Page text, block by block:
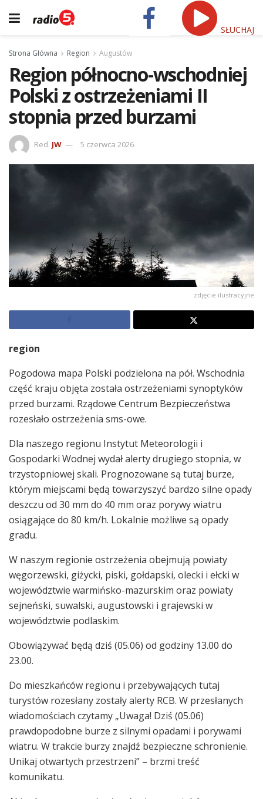
SŁUCHAJ
Strona Główna Region Augustów
Region północno-wschodniej
Polski z ostrzeżeniami II
stopnia przed burzami
Red. JW 5 czerwca 2026
zdjęcie ilustracyjne
region
Pogodowa mapa Polski podzielona na pół. Wschodnia
część kraju objęta została ostrzeżeniami synoptyków
przed burzami. Rządowe Centrum Bezpieczeństwa
rozesłało ostrzeżenia sms-owe.
Dla naszego regionu Instytut Meteorologii i
Gospodarki Wodnej wydał alerty drugiego stopnia, w
trzystopniowej skali. Prognozowane są tutaj burze,
którym miejscami będą towarzyszyć bardzo silne opady
deszczu od 30 mm do 40 mm oraz porywy wiatru
osiągające do 80 km/h. Lokalnie możliwe są opady
gradu.
W naszym regionie ostrzeżenia obejmują powiaty
węgorzewski, giżycki, piski, gołdapski, olecki i ełcki w
województwie warmińsko-mazurskim oraz powiaty
sejneński, suwalski, augustowski i grajewski w
województwie podlaskim.
Obowiązywać będą dziś (05.06) od godziny 13.00 do
23.00.
Do mieszkańców regionu i przebywających tutaj
turystów rozesłany zostały alerty RCB. W przesłanych
wiadomościach czytamy „Uwaga! Dziś (05.06)
prawdopodobne burze z silnymi opadami i porywami
wiatru. W trakcie burzy znajdź bezpieczne schronienie.
Unikaj otwartych przestrzeni” – brzmi treść
komunikatu.